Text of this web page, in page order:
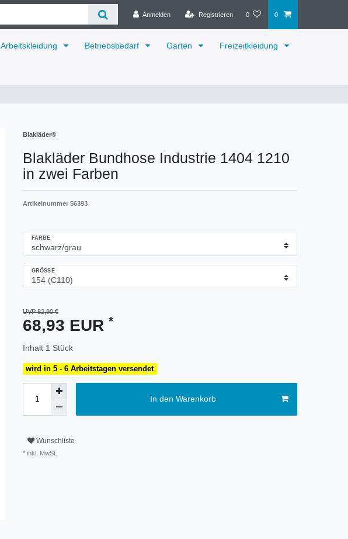
Anmelden Registrieren 0 0
Arbeitskleidung Betriebsbedarf Garten Freizeitkleidung
Blakläder®
Blakläder Bundhose Industrie 1404 1210
in zwei Farben
Artikelnummer 56393
FARBE
GRÖSSE
UVP 82,90 €
68,93 EUR *
Inhalt 1 Stück
wird in 5 - 6 Arbeitstagen versendet
In den Warenkorb
Wunschliste
* inkl. MwSt.